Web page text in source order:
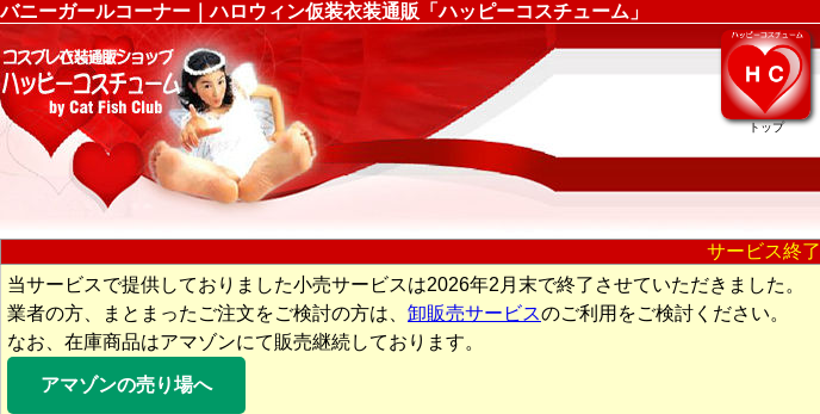
バニーガールコーナー｜ハロウィン仮装衣装通販「ハッピーコスチューム」
トップ
サービス終了
当サービスで提供しておりました小売サービスは2026年2月末で終了させていただきました。
業者の方、まとまったご注文をご検討の方は、 卸販売サービスのご利用をご検討ください。
なお、在庫商品はアマゾンにて販売継続しております。
アマゾンの売り場へ